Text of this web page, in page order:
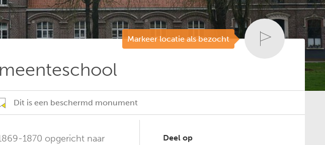
Markeer locatie als bezocht
Dit is een beschermd monument
1870 opgericht naar
Deel op